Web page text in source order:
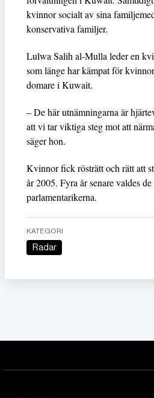
kvinnor socialt av sina
konservativa familjer.
Lulwa Salih al-Mulla leder en
som länge har kämpat för
domare i Kuwait.
– De här utnämningarna är
att vi tar viktiga steg mot att
säger hon.
Kvinnor fick rösträtt och rätt att
år 2005. Fyra år senare valdes
parlamentarikerna.
KATEGORI
Radar